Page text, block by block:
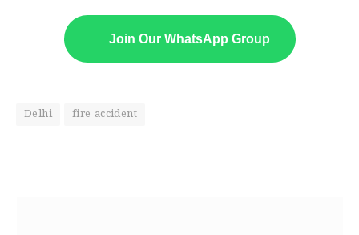
Join Our WhatsApp Group
Delhi fire accident